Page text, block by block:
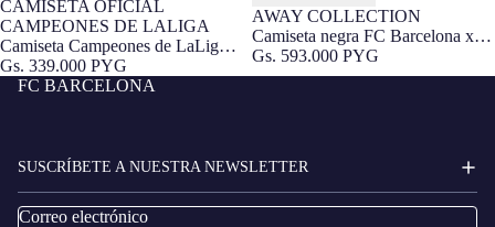
UNISEX COLLECTION
CAMPEONES LALIGA
Barça Exclusivo
CAMISETA OFICIAL
CAMPEONES DE LALIGA
Camiseta Campeones de LaLiga
2026 Barça
Gs. 339.000 PYG
AWAY COLLECTION
Camiseta negra FC Barcelona x
Kobe Bryant
Gs. 593.000 PYG
FC BARCELONA
SUSCRÍBETE A NUESTRA NEWSLETTER
Correo electrónico